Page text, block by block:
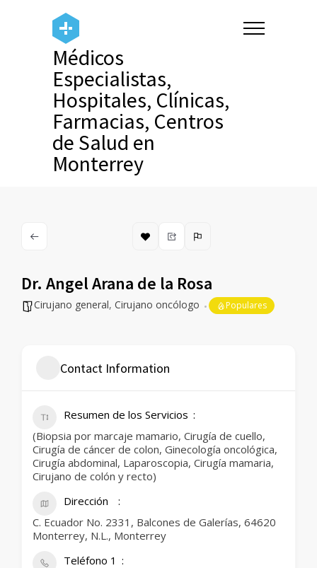
Médicos
Especialistas,
Hospitales, Clínicas,
Farmacias, Centros
de Salud en
Monterrey
Dr. Angel Arana de la Rosa
Cirujano general, Cirujano oncólogo Populares
Contact Information
Resumen de los Servicios
(Biopsia por marcaje mamario, Cirugía de cuello,
Cirugía de cáncer de colon, Ginecología oncológica,
Cirugía abdominal, Laparoscopia, Cirugía mamaria,
Cirujano de colón y recto)
Dirección
C. Ecuador No. 2331, Balcones de Galerías, 64620
Monterrey, N.L., Monterrey
Teléfono 1